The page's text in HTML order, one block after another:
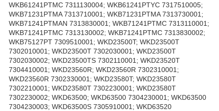
WKB61241PTMC 7311130004; WKB61241PTYC 7317510005;
WKB71231PTMA 7313710001; WKB71231PTMA 7313730001;
WKB71241PTMAN 7313830001; WKB71241PTMC 7313110001;
WKB71241PTMC 7313130002; WKB71241PTMC 7313830002;
WKB75127PT 7309510001; WKD23500T; WKD23500T
7302010001; WKD23500T 7302030001; WKD23500T
7302030002; WKD23500TS 7302110001; WKD23520T
7304410001; WKD23560R; WKD23560R 7302310001;
WKD23560R 7302330001; WKD23580T; WKD23580T
7302210001; WKD23580T 7302230001; WKD23580T
7302230002; WKD63500; WKD63500 7304230001; WKD63500
7304230003; WKD63500S 7305910001; WKD63520